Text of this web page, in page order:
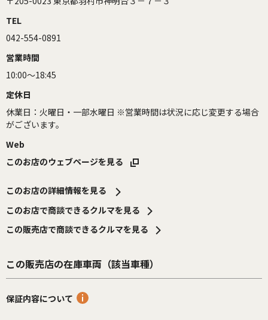
TEL
042-554-0891
営業時間
10:00～18:45
定休日
休業日：火曜日・一部水曜日 ※営業時間は状況に応じ変更する場合
がございます。
Web
このお店のウェブページを見る
このお店の詳細情報を見る
このお店で商談できるクルマを見る
この販売店で商談できるクルマを見る
この販売店の在庫車両（該当車種）
保証内容について